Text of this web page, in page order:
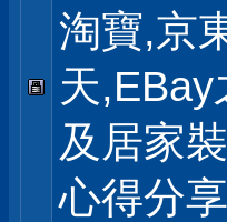
淘寶,京
天
及居家
心得分